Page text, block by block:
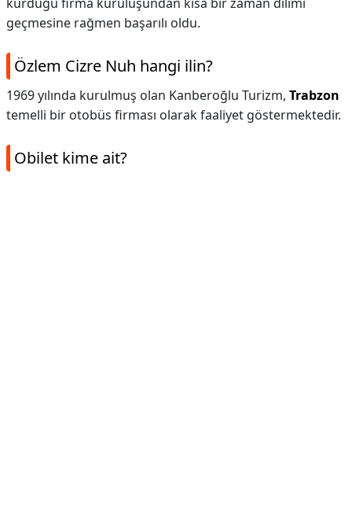
geçmesine rağmen başarılı oldu.
Özlem Cizre Nuh hangi ilin?
1969 yılında kurulmuş olan Kanberoğlu Turizm, Trabzon
temelli bir otobüs firması olarak faaliyet göstermektedir.
Obilet kime ait?